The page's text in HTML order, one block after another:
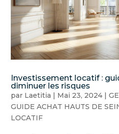
Investissement locatif :
diminuer les risques
par Laetitia | Mai 23, 2024 |
GUIDE ACHAT HAUTS DE
LOCATIF